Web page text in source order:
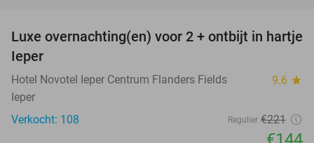
35%
Luxe overnachting(en) voor 2 + ontbijt in hartje
Ieper
Hotel Novotel Ieper Centrum Flanders Fields 9.6 star
Ieper
Verkocht: 108
Regulier €221